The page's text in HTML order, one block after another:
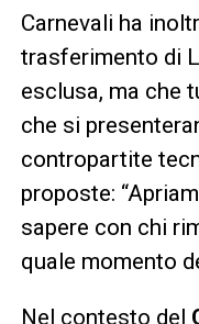
Carnevali ha
trasferimento di
esclusa, ma che
che si
contropartite
proposte:
sapere con chi
quale momento
Nel contesto del